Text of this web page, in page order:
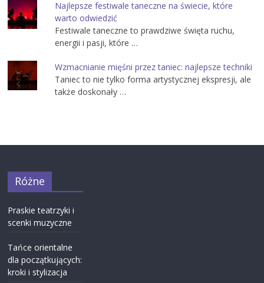
Najlepsze festiwale taneczne na świecie, które
warto odwiedzić
Festiwale taneczne to prawdziwe święta ruchu,
energii i pasji, które …
Wzmacnianie mięśni przez taniec: najlepsze techniki
Taniec to nie tylko forma artystycznej ekspresji, ale
także doskonały …
Różne
Praskie teatrzyki i
scenki muzyczne
Tańce orientalne
dla początkujących:
kroki i stylizacja